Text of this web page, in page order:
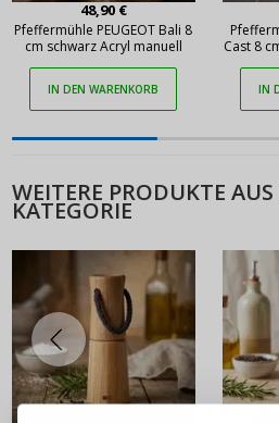
48,90 €
Pfeffermühle PEUGEOT Bali 8
cm schwarz Acryl manuell
IN DEN WARENKORB
Cast 8
IN
WEITERE PRODUKTE AUS
KATEGORIE
ANMELDEN